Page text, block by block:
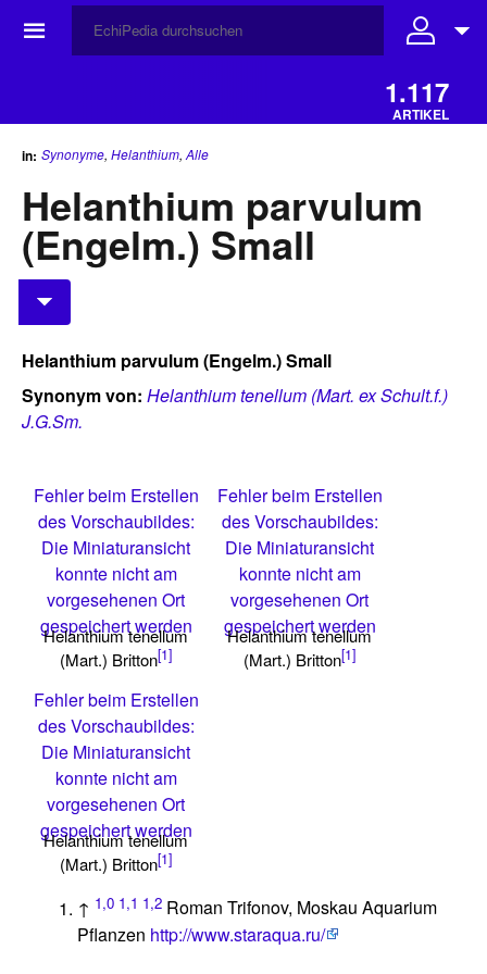
☰
1.117
ARTIKEL
in: Synonyme, Helanthium, Alle
Helanthium parvulum
(Engelm.) Small
Helanthium parvulum (Engelm.) Small
Synonym von: Helanthium tenellum (Mart. ex Schult.f.)
J.G.Sm.
Fehler beim Erstellen
des Vorschaubildes:
Die Miniaturansicht
konnte nicht am
vorgesehenen Ort
gespeichert werden
Helanthium tenellum
(Mart.) Britton[1]
Fehler beim Erstellen
des Vorschaubildes:
Die Miniaturansicht
konnte nicht am
vorgesehenen Ort
gespeichert werden
Helanthium tenellum
(Mart.) Britton[1]
Fehler beim Erstellen
des Vorschaubildes:
Die Miniaturansicht
konnte nicht am
vorgesehenen Ort
gespeichert werden
Helanthium tenellum
(Mart.) Britton[1]
↑ 1,0 1,1 1,2 Roman Trifonov, Moskau Aquarium
Pflanzen http://www.staraqua.ru/